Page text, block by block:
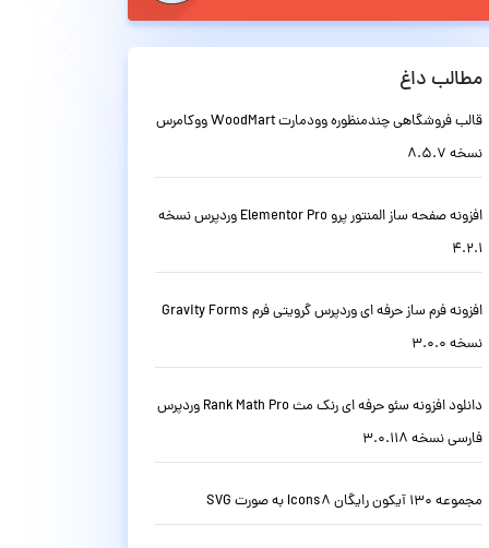
مطالب داغ
قالب فروشگاهی چندمنظوره وودمارت WoodMart ووکامرس
نسخه 8.5.7
افزونه صفحه ساز المنتور پرو Elementor Pro وردپرس نسخه
4.2.1
افزونه فرم ساز حرفه ای وردپرس گرویتی فرم Gravity Forms
نسخه 3.0.0
دانلود افزونه سئو حرفه ای رنک مث Rank Math Pro وردپرس
فارسی نسخه 3.0.118
مجموعه 130 آیکون رایگان Icons8 به صورت SVG